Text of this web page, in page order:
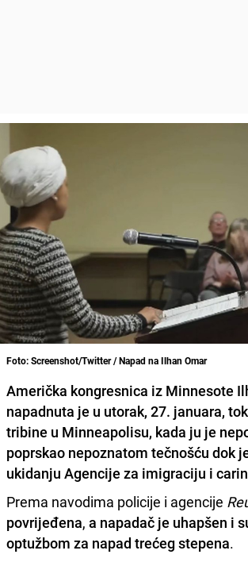
Foto: Screenshot/Twitter / Napad na Ilhan Omar
Američka kongresnica iz Minnesote
napadnuta je u utorak, 27. januara,
tribine u Minneapolisu, kada ju je
poprskao nepoznatom tečnošću dok
ukidanju Agencije za imigraciju i
Prema navodima policije i agencije
povrijeđena, a napadač je uhapšen i
optužbom za napad trećeg stepena.